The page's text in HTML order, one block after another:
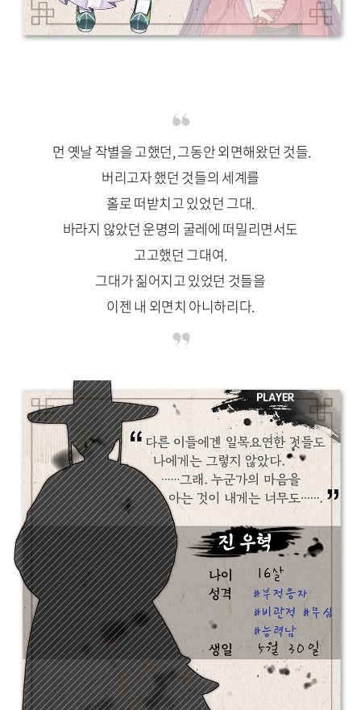
먼 옛날 작별을 고했던, 그동안 외면해왔던 것들.
버리고자 했던 것들의 세계를
홀로 떠받치고 있었던 그대.
바라지 않았던 운명의 굴레에 떠밀리면서도
고고했던 그대여.
그대가 짊어지고 있었던 것들을
이젠 내 외면치 아니하리다.